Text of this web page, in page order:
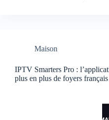
Maison
IPTV Smarters Pro :
plus en plus de foyers français